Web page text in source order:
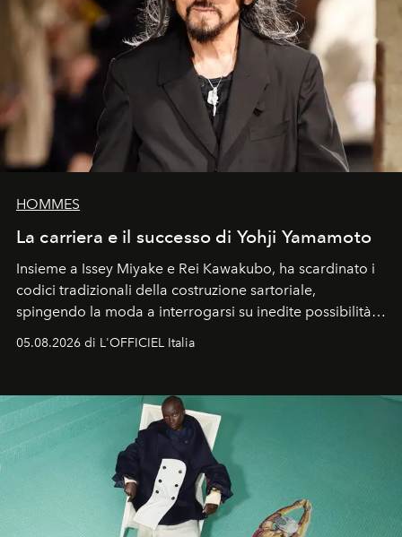
HOMMES
La carriera e il successo di Yohji Yamamoto
Insieme a Issey Miyake e Rei Kawakubo, ha scardinato i
codici tradizionali della costruzione sartoriale,
spingendo la moda a interrogarsi su inedite possibilità
formali e a ridefinire il concetto stesso di silhouette.
un’impronta indelebile nella storia della moda.
05.08.2026 di L'OFFICIEL Italia